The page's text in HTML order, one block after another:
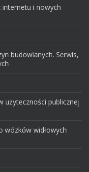
internetu i nowych
budowlanych. Serwis,
użyteczności publicznej
wózków widłowych